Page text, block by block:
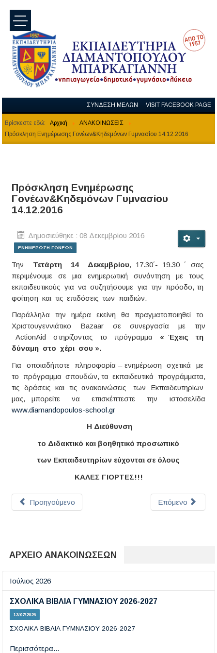
ΣΥΝΔΕΣΗ ΜΕΛΩΝ VISIT FACEBOOK PAGE
Βρίσκεστε εδώ: Αρχική
ΑΝΑΚΟΙΝΩΣΕΙΣ
Πρόσκληση Ενημέρωσης Γονέων&Κηδεμόνων Γυμνασίου 14.12.2016
Πρόσκληση Ενημέρωσης
Γονέων&Κηδεμόνων Γυμνασίου
14.12.2016
Δημοσιεύθηκε : 08 Δεκεμβρίου 2016
ΕΝΗΜΕΡΩΣΗ ΓΟΝΕΩΝ
Την Τετάρτη 14 Δεκεμβρίου, 17.30΄- 19.30 ΄ σας
περιμένουμε σε μια ενημερωτική συνάντηση με τους
εκπαιδευτικούς για να συζητήσουμε για την πρόοδο, τη
φοίτηση και τις επιδόσεις των παιδιών.
Παράλληλα την ημέρα εκείνη θα πραγματοποιηθεί το
Χριστουγεννιάτικο Bazaar σε συνεργασία με την
ActionΑid στηρίζοντας το πρόγραμμα « Έχεις τη
δύναμη στο χέρι σου ».
Για οποιαδήποτε πληροφορία – ενημέρωση σχετικά με
το πρόγραμμα σπουδών, τα εκπαιδευτικά προγράμματα,
τις δράσεις και τις ανακοινώσεις των Εκπαιδευτηρίων
μας, μπορείτε να επισκέπτεστε την ιστοσελίδα
www.diamandopoulos-school.gr
Η Διεύθυνση
το Διδακτικό και βοηθητικό προσωπικό
των Εκπαιδευτηρίων εύχονται σε όλους
ΚΑΛΕΣ ΓΙΟΡΤΕΣ!!!
Προηγούμενο Επόμενο
ΑΡΧΕΙΟ ΑΝΑΚΟΙΝΩΣΕΩΝ
Ιούλιος 2026
ΣΧΟΛΙΚΑ ΒΙΒΛΙΑ ΓΥΜΝΑΣΙΟΥ 2026-2027
13/07/2026
ΣΧΟΛΙΚΑ ΒΙΒΛΙΑ ΓΥΜΝΑΣΙΟΥ 2026-2027
Περισσότερα...